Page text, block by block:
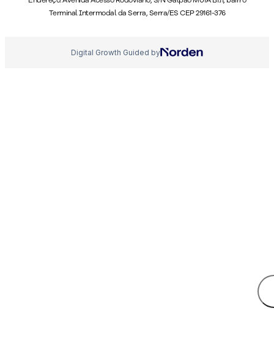
Terminal Intermodal da Serra, Serra/ES CEP 29161-376
Digital Growth Guided by